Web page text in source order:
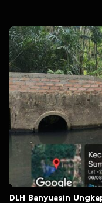
DLH Banyuasin